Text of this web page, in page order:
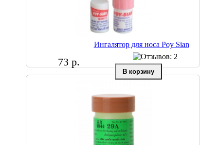
Ингалятор для носа Poy Sian
73 р.